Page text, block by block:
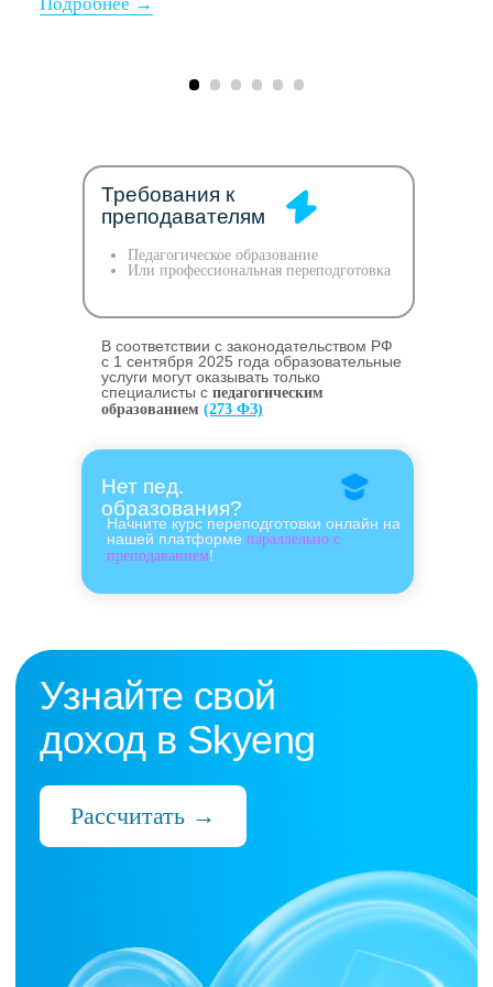
Педагогическое образование
Или профессиональная переподготовка
В соответствии с законодательством РФ
c 1 сентября 2025 года образовательные
услуги могут оказывать только
специалисты с педагогическим
образованием (273 ФЗ)
Начните курс переподготовки онлайн на
нашей платформе параллельно с
преподаванием!
Требования к
преподавателям
Нет пед.
образования?
Нас выбрали 10 000+
которые ценят:
Время
Готовые планы и материалы, онлайн-
платформа с автопроверкой заданий,
поддержка 24/7 и никакой бюрократии
Деньги
без штрафов и переработок, скрытых
условий и неприятных сюрпризов
Уважение к преподавателю и его